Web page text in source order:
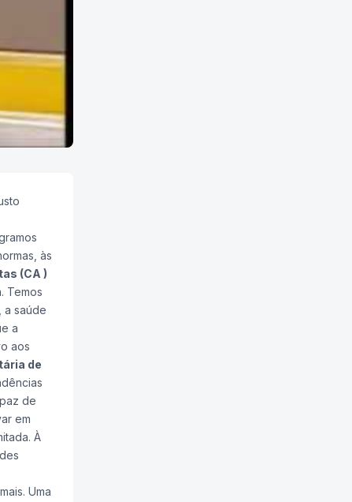
às
(CA )
Temos
a saúde
a
aos
de
de
em
À
Uma